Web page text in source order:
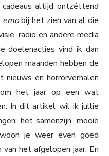
altijd ontzéttend
emobij het zien van al die
radio en andere media
doelenacties vind ik dan
maanden hebben de
en horrorverhalen
het jaar op een wat
In dit artikel wil ik jullie
het samenzijn, mooie
je weer even goed
het afgelopen jaar. En